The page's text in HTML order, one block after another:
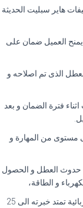
هاير سبليت الحديثة
العميل ضمان على
الذى تم اصلاحه و
اثناء فترة الضمان و بعد
مستوى من المهارة و
حدوث العطل و الحصول
و الطاقة،
لآننا مركز متخصص فى صيانة الاجهزة المنزلية و الكهربائية تمتد خبرته الى 25